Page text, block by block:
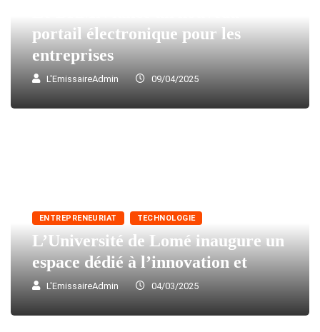
portail électronique pour les
entreprises
L'EmissaireAdmin 09/04/2025
ENTREPRENEURIAT TECHNOLOGIE
L’Université de Lomé inaugure un
espace dédié à l’innovation et
L'EmissaireAdmin 04/03/2025